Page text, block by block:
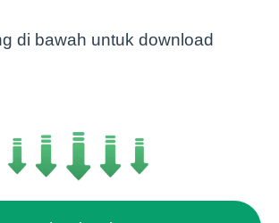
di bawah untuk download